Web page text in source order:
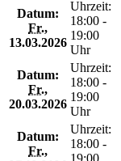
Datum:
Fr.,
13.03.2026
Uhrzeit:
18:00 -
19:00
Uhr
Datum:
Fr.,
20.03.2026
Uhrzeit:
18:00 -
19:00
Uhr
Datum:
Fr.,
Uhrzeit:
18:00 -